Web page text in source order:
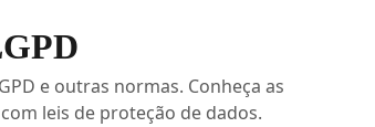
e outras normas. Conheça as
leis de proteção de dados.